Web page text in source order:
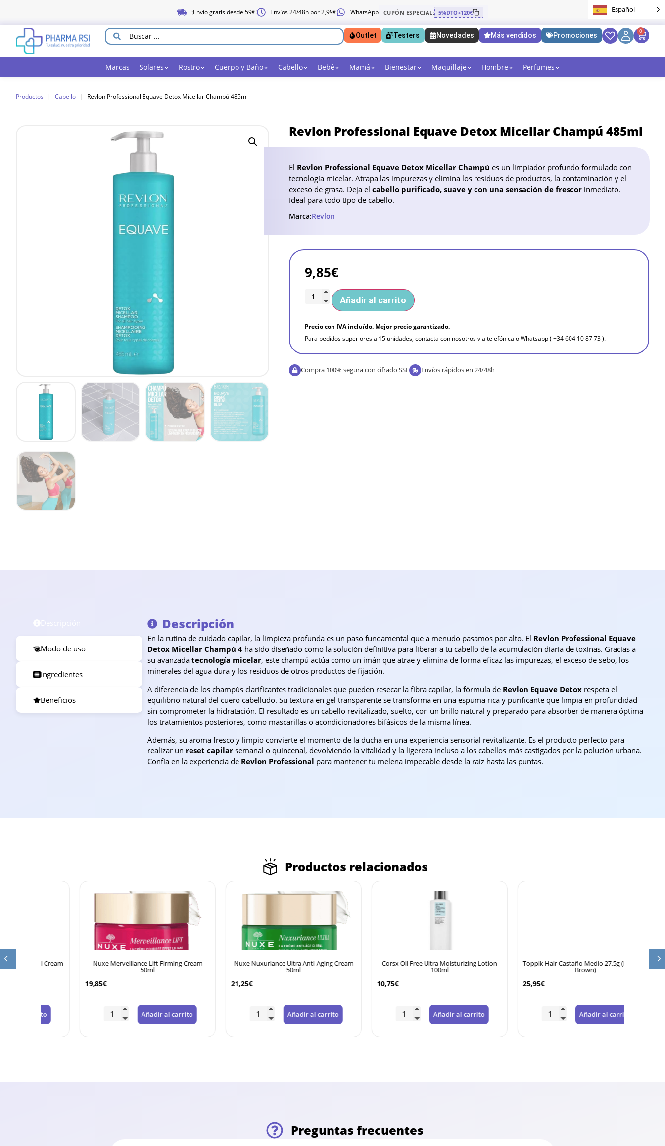
¡Envío gratis desde 59€! Envíos 24/48h por 2,99€ WhatsApp CUPÓN ESPECIAL: 5%DTO+120€ Español
Outlet Testers Novedades Más vendidos Promociones
0
Marcas Solares Rostro Cuerpo y Baño Cabello Bebé Mamá Bienestar Maquillaje Hombre Perfumes
Productos | Cabello | Revlon Professional Equave Detox Micellar Champú 485ml
Revlon Professional Equave Detox Micellar Champú 485ml
El Revlon Professional Equave Detox Micellar Champú es un limpiador profundo formulado con
tecnología micelar. Atrapa las impurezas y elimina los residuos de productos, la contaminación y el
exceso de grasa. Deja el cabello purificado, suave y con una sensación de frescor inmediato.
Ideal para todo tipo de cabello.
Marca:Revlon
9,85€
Añadir al carrito
Precio con IVA incluído. Mejor precio garantizado.
Para pedidos superiores a 15 unidades, contacta con nosotros via telefónica o Whatsapp ( +34 604 10 87 73 ).
Compra 100% segura con cifrado SSL Envíos rápidos en 24/48h
Modo de uso
Ingredientes
Beneficios
Descripción
En la rutina de cuidado capilar, la limpieza profunda es un paso fundamental que a menudo pasamos por alto. El Revlon Professional Equave
Detox Micellar Champú 4 ha sido diseñado como la solución definitiva para liberar a tu cabello de la acumulación diaria de toxinas. Gracias a
su avanzada tecnología micelar, este champú actúa como un imán que atrae y elimina de forma eficaz las impurezas, el exceso de sebo, los
minerales del agua dura y los residuos de otros productos de fijación.
A diferencia de los champús clarificantes tradicionales que pueden resecar la fibra capilar, la fórmula de Revlon Equave Detox respeta el
equilibrio natural del cuero cabelludo. Su textura en gel transparente se transforma en una espuma rica y purificante que limpia en profundidad
sin comprometer la hidratación. El resultado es un cabello revitalizado, suelto, con un brillo natural y preparado para absorber de manera óptima
los tratamientos posteriores, como mascarillas o acondicionadores bifásicos de la misma línea.
Además, su aroma fresco y limpio convierte el momento de la ducha en una experiencia sensorial revitalizante. Es el producto perfecto para
realizar un reset capilar semanal o quincenal, devolviendo la vitalidad y la ligereza incluso a los cabellos más castigados por la polución urbana.
Confía en la experiencia de Revlon Professional para mantener tu melena impecable desde la raíz hasta las puntas.
Productos relacionados
Cream Nuxe Merveillance Lift Firming Cream
Añadir al carrito
Nuxe Nuxuriance Ultra Anti-Aging Cream
Añadir al carrito
Corsx Oil Free Ultra Moisturizing Lotion
Añadir al carrito
Toppik Hair Castaño Medio 27,5g (Medium
Añadir al carrito
Preguntas frecuentes